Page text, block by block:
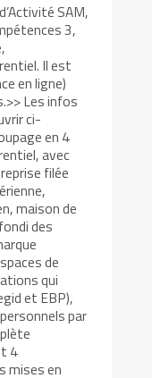
SAM,
3,
Il est
en ligne)
Les infos
ci-
en 4
avec
filée
maison de
des
de
qui
et EBP),
par
4
mises en